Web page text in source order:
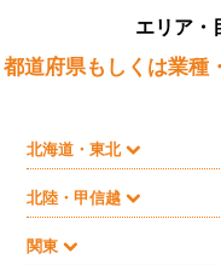
エリア・
都道府県もしくは業種
北海道・東北
北陸・甲信越
関東